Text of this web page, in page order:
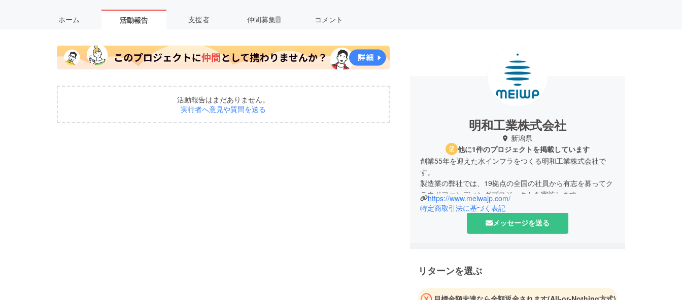
ホーム 活動報告 支援者 仲間募集 1 コメント
活動報告はまだありません。
実行者へ意見や質問を送る
明和工業株式会社
新潟県
他に1件のプロジェクトを掲載しています
創業55年を迎えた水インフラをつくる明和工業株式会社で
す。
製造業の弊社では、19拠点の全国の社員から有志を募ってク
ラウドファンディングプロジェクトを実施します。
5名1チームとなり、開発から製作・販売までをチームごとに
行い、目標達成に向けて取り組んでおります。
今後も継続的にプロジェクトを進めていけるよう、ご支援の
https://www.meiwajp.com/
特定商取引法に基づく表記
メッセージを送る
リターンを選ぶ